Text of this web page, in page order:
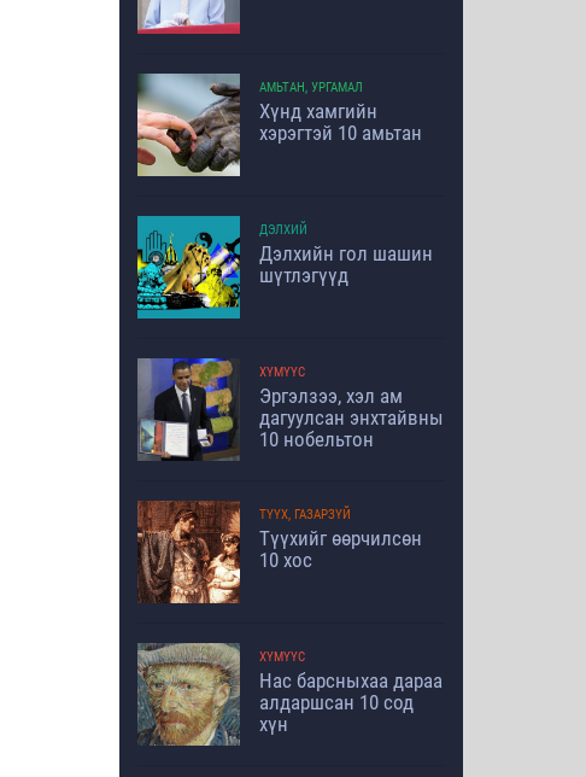
АМЬТАН, УРГАМАЛ
Хүнд хамгийн
хэрэгтэй 10 амьтан
ДЭЛХИЙ
Дэлхийн гол шашин
шүтлэгүүд
ХҮМҮҮС
Эргэлзээ, хэл ам
дагуулсан энхтайвны
10 нобельтон
ТҮҮХ, ГАЗАРЗҮЙ
Түүхийг өөрчилсөн
10 хос
ХҮМҮҮС
Нас барсныхаа дараа
алдаршсан 10 сод
хүн